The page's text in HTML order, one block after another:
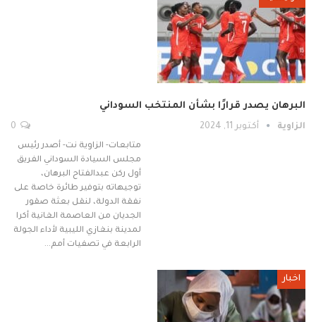
البرهان يصدر قرارًا بشأن المنتخب السوداني
الزاوية أكتوبر 11, 2024
متابعات- الزاوية نت- أصدر رئيس
مجلس السيادة السوداني الفريق
أول ركن عبدالفتاح البرهان،
توجيهاته بتوفير طائرة خاصة على
نفقة الدولة، لنقل بعثة صقور
الجديان من العاصمة الغانية أكرا
لمدينة بنغازي الليبية لأداء الجولة
الرابعة في تصفيات أمم…
اخبار